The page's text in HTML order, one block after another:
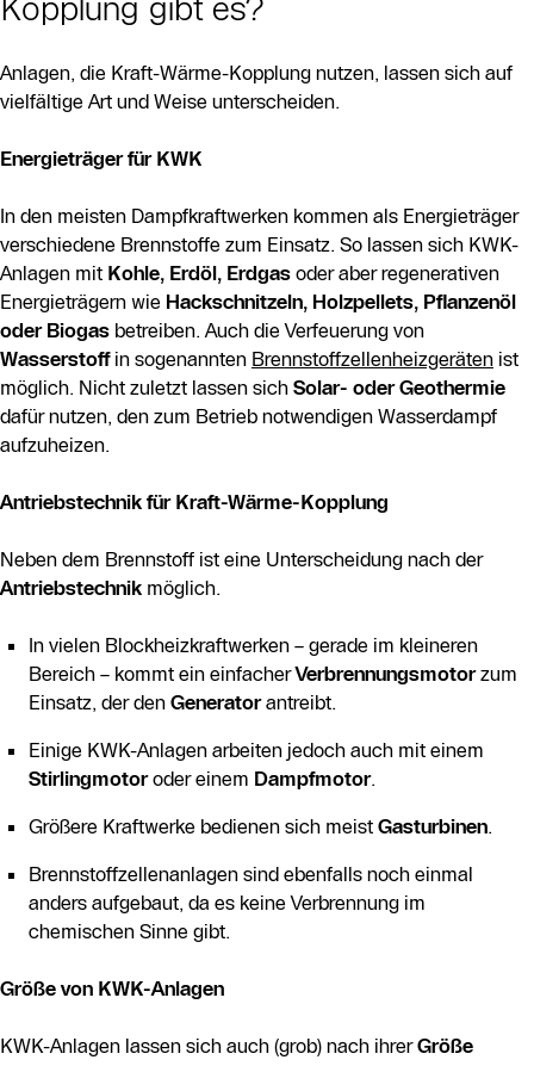
Kopplung gibt es?
Anlagen, die Kraft-Wärme-Kopplung nutzen, lassen sich auf
vielfältige Art und Weise unterscheiden.
Energieträger für KWK
In den meisten Dampfkraftwerken kommen als Energieträger
verschiedene Brennstoffe zum Einsatz. So lassen sich KWK-
Anlagen mit Kohle, Erdöl, Erdgas oder aber regenerativen
Energieträgern wie Hackschnitzeln, Holzpellets, Pflanzenöl
oder Biogas betreiben. Auch die Verfeuerung von
Wasserstoff in sogenannten Brennstoffzellenheizgeräten ist
möglich. Nicht zuletzt lassen sich Solar- oder Geothermie
dafür nutzen, den zum Betrieb notwendigen Wasserdampf
aufzuheizen.
Antriebstechnik für Kraft-Wärme-Kopplung
Neben dem Brennstoff ist eine Unterscheidung nach der
Antriebstechnik möglich.
In vielen Blockheizkraftwerken – gerade im kleineren
Bereich – kommt ein einfacherVerbrennungsmotorzum
Einsatz, der den Generatorantreibt.
Einige KWK-Anlagen arbeiten jedoch auch mit einem
Stirlingmotoroder einem Dampfmotor.
Größere Kraftwerke bedienen sich meist Gasturbinen.
Brennstoffzellenanlagen sind ebenfalls noch einmal
anders aufgebaut, da es keine Verbrennung im
chemischen Sinne gibt.
Größe von KWK-Anlagen
KWK-Anlagen lassen sich auch (grob) nach ihrerGröße